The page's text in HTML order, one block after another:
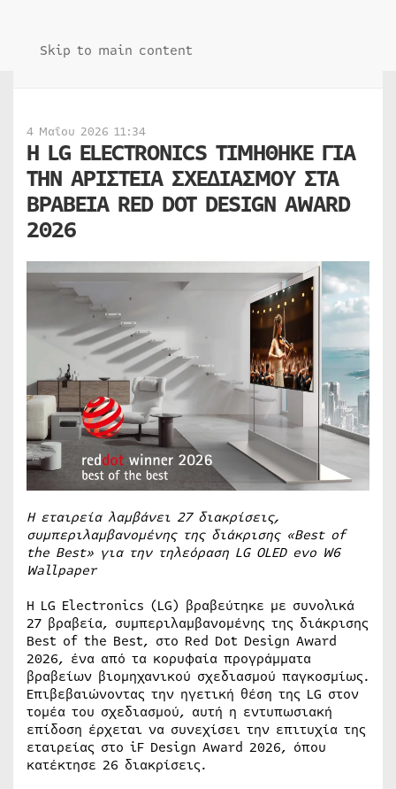
Skip to main content
4 Μαΐου 2026 11:34
Η LG ELECTRONICS ΤΙΜΗΘΗΚΕ ΓΙΑ
ΤΗΝ ΑΡΙΣΤΕΙΑ ΣΧΕΔΙΑΣΜΟΥ ΣΤΑ
ΒΡΑΒΕΙΑ RED DOT DESIGN AWARD
2026
Η εταιρεία λαμβάνει 27 διακρίσεις,
συμπεριλαμβανομένης της διάκρισης «Best of
the Best» για την τηλεόραση LG OLED evo W6
Wallpaper
Η LG Electronics (LG) βραβεύτηκε με συνολικά
27 βραβεία, συμπεριλαμβανομένης της διάκρισης
Best of the Best, στο Red Dot Design Award
2026, ένα από τα κορυφαία προγράμματα
βραβείων βιομηχανικού σχεδιασμού παγκοσμίως.
Επιβεβαιώνοντας την ηγετική θέση της LG στον
τομέα του σχεδιασμού, αυτή η εντυπωσιακή
επίδοση έρχεται να συνεχίσει την επιτυχία της
εταιρείας στο iF Design Award 2026, όπου
κατέκτησε 26 διακρίσεις.